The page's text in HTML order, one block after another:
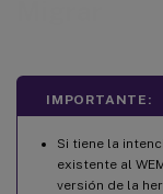
IMPORTANTE:
Si tiene la
existente al
versión de la